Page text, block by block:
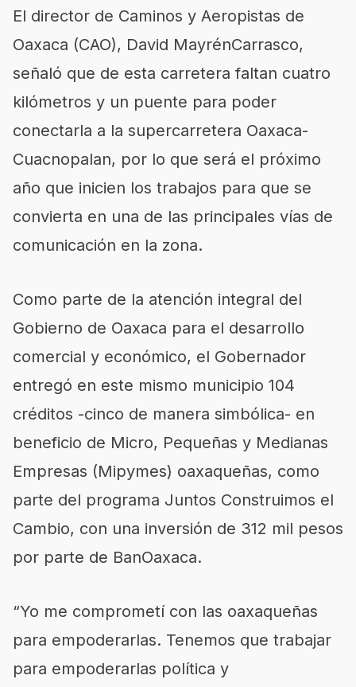
El director de Caminos y Aeropistas de
Oaxaca (CAO), David MayrénCarrasco,
señaló que de esta carretera faltan cuatro
kilómetros y un puente para poder
conectarla a la supercarretera Oaxaca-
Cuacnopalan, por lo que será el próximo
año que inicien los trabajos para que se
convierta en una de las principales vías de
comunicación en la zona.
Como parte de la atención integral del
Gobierno de Oaxaca para el desarrollo
comercial y económico, el Gobernador
entregó en este mismo municipio 104
créditos -cinco de manera simbólica- en
beneficio de Micro, Pequeñas y Medianas
Empresas (Mipymes) oaxaqueñas, como
parte del programa Juntos Construimos el
Cambio, con una inversión de 312 mil pesos
por parte de BanOaxaca.
“Yo me comprometí con las oaxaqueñas
para empoderarlas. Tenemos que trabajar
para empoderarlas política y